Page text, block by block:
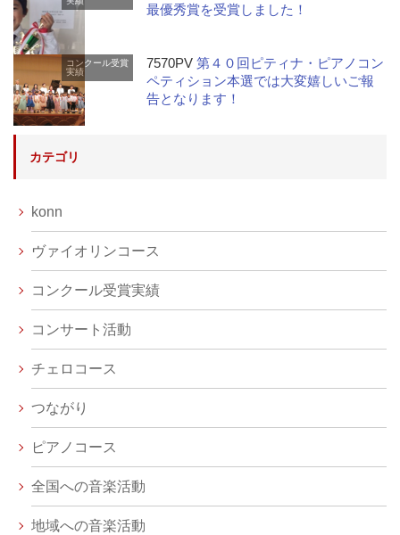
最優秀賞を受賞しました！
コンクール受賞
実績
7570PV第４０回ピティナ・ピアノコン
ペティション本選では大変嬉しいご報
告となります！
カテゴリ
konn
ヴァイオリンコース
コンクール受賞実績
コンサート活動
チェロコース
つながり
ピアノコース
全国への音楽活動
地域への音楽活動